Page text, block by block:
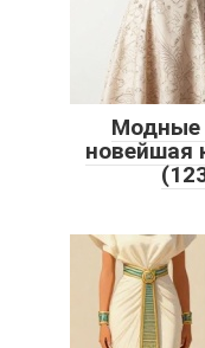
Модные
новейшая